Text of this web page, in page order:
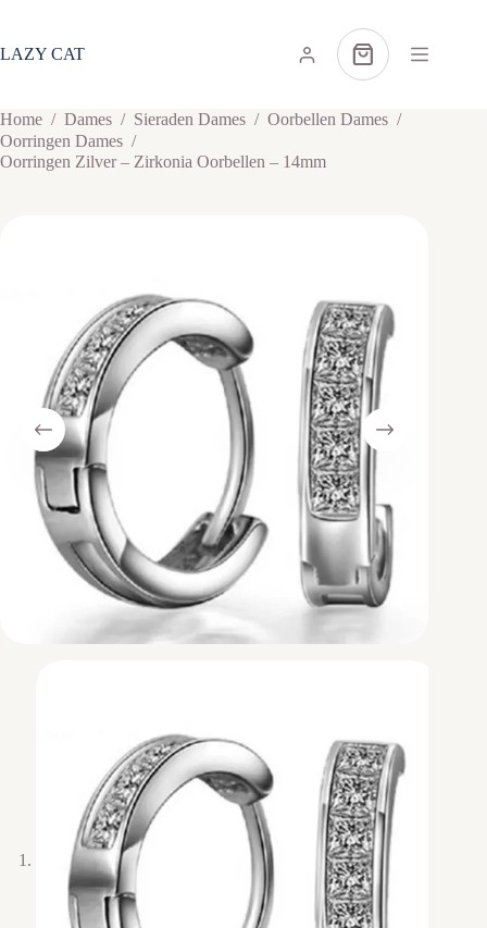
de
LAZY CAT Winkelwagen
Home / Dames / Sieraden Dames / Oorbellen Dames /
Oorringen Dames /
Oorringen Zilver – Zirkonia Oorbellen – 14mm